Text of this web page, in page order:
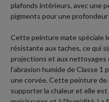
plafonds intérieurs, avec une
pigments pour une
Cette peinture mate spéciale
résistante aux taches, ce qui
projections et aux nettoyages
l'abrasion humide de Classe 1
une corvée. Cette peinture de
supporter la chaleur et elle